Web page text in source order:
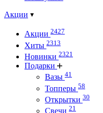
Акции
Акции 2427
Хиты 2313
Новинки 2321
Подарки
Вазы 41
Топперы 58
Открытки 30
Свечи 21